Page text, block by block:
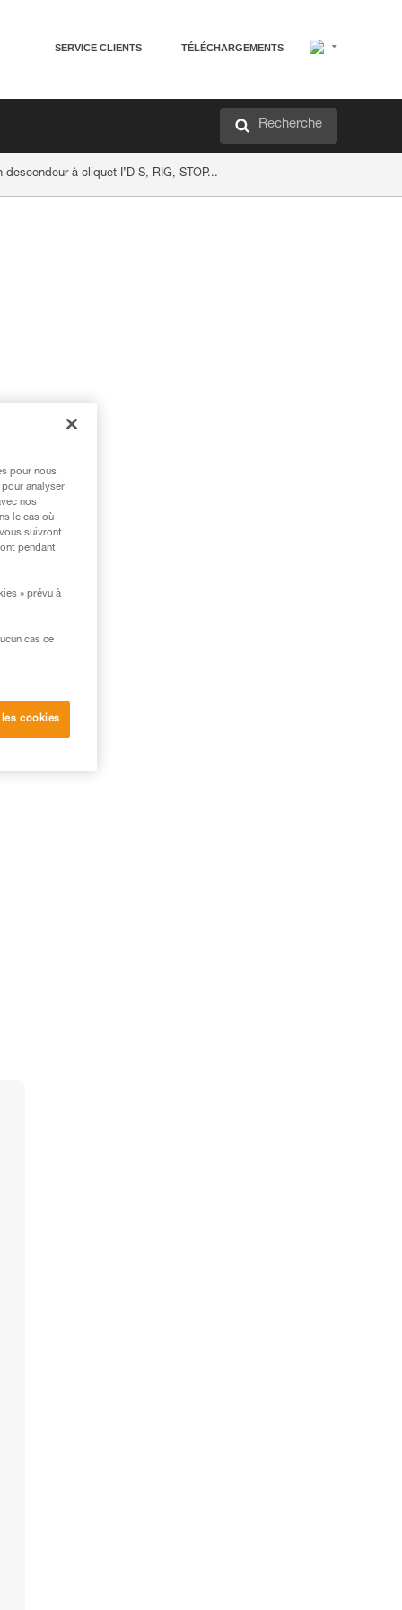
SERVICE CLIENTS TÉLÉCHARGEMENTS
Recherche
à cliquet I’D S, RIG, STOP...
pour nous
analyser
nos
le cas où
suivront
pendant
» prévu à
cas ce
cookies